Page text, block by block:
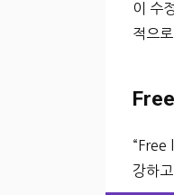
이 수
적으
“Free
강하